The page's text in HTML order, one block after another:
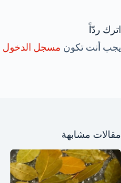
اترك ردّاً
يجب أنت تكون مسجل الدخول
مقالات مشابهة